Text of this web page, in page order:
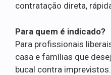
contratação direta,
Para quem é indicado?
Para profissionais
casa e famílias que
bucal contra imprevistos.